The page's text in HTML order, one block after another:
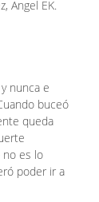
Angel EK.
nunca e
buceó
queda
no es lo
poder ir a